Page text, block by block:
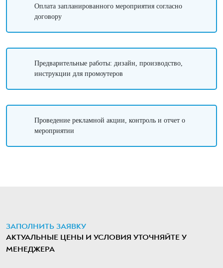
Оплата запланированного мероприятия согласно
договору
Предварительные работы: дизайн, производство,
инструкции для промоутеров
Проведение рекламной акции, контроль и отчет о
мероприятии
ЗАПОЛНИТЬ ЗАЯВКУ
АКТУАЛЬНЫЕ ЦЕНЫ И УСЛОВИЯ УТОЧНЯЙТЕ У
МЕНЕДЖЕРА